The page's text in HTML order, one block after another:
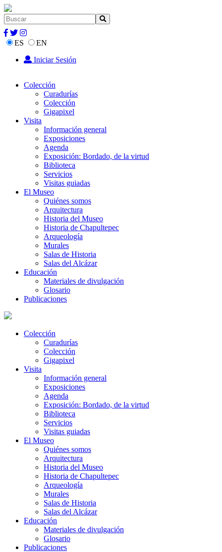
ES
EN
Iniciar Sesión
Colección
Curadurías
Colección
Gigapixel
Visita
Información general
Exposiciones
Agenda
Exposición: Bordado, de la virtud
Biblioteca
Servicios
Visitas guiadas
El Museo
Quiénes somos
Arquitectura
Historia del Museo
Historia de Chapultepec
Arqueología
Murales
Salas de Historia
Salas del Alcázar
Educación
Materiales de divulgación
Glosario
Publicaciones
Colección
Curadurías
Colección
Gigapixel
Visita
Información general
Exposiciones
Agenda
Exposición: Bordado, de la virtud
Biblioteca
Servicios
Visitas guiadas
El Museo
Quiénes somos
Arquitectura
Historia del Museo
Historia de Chapultepec
Arqueología
Murales
Salas de Historia
Salas del Alcázar
Educación
Materiales de divulgación
Glosario
Publicaciones